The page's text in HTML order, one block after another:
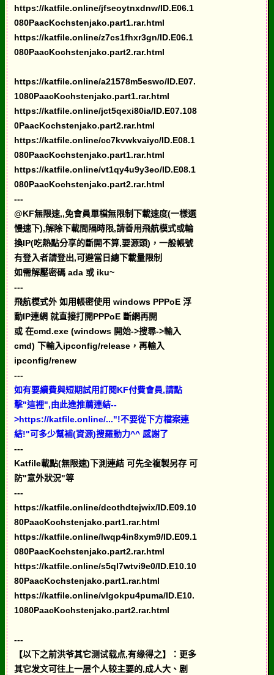
https://katfile.online/jfseoytnxdnw/ID.E06.1
080PaacKochstenjako.part1.rar.html
https://katfile.online/z7cs1fhxr3gn/ID.E06.1
080PaacKochstenjako.part2.rar.html
https://katfile.online/a21578m5eswo/ID.E07.
1080PaacKochstenjako.part1.rar.html
https://katfile.online/jct5qexi80ia/ID.E07.108
0PaacKochstenjako.part2.rar.html
https://katfile.online/cc7kvwkvaiyc/ID.E08.1
080PaacKochstenjako.part1.rar.html
https://katfile.online/vt1qy4u9y3eo/ID.E08.1
080PaacKochstenjako.part2.rar.html
---
@KF無限速,,免會員單檔無限制下載速度(一樣選
慢速下),解除下載間隔時限,請善用飛航模式或輪
換IP(吃熱點分享的斷開不算,要源頭)，一般帳號
有登入者請登出,可避當日總下載量限制
如需解壓密碼 ada 或 iku~
---
飛航模式外 如用帳密使用 windows PPPoE 浮
動IP連網 就直接打開PPPoE 斷網再開
或 在cmd.exe (windows 開始->搜尋->輸入
cmd) 下輸入ipconfig/release，再輸入
ipconfig/renew
---
如有要續費與短期試用訂閱KF付費會員,請點
擊"這裡",由此進推薦連結--
>https://katfile.online/..."!不要從下方檔案連
結!"可多少幫補(資源)搜羅動力^^ 感謝了
---
Katfile載點(無限速)下測連結 可先全複製另存 可
防"意外狀況"等
---
https://katfile.online/dcothdtejwix/ID.E09.10
80PaacKochstenjako.part1.rar.html
https://katfile.online/lwqp4in8xym9/ID.E09.1
080PaacKochstenjako.part2.rar.html
https://katfile.online/s5ql7wtvi9e0/ID.E10.10
80PaacKochstenjako.part1.rar.html
https://katfile.online/vlgokpu4puma/ID.E10.
1080PaacKochstenjako.part2.rar.html
---
【以下之前洪爷其它测试载点,有缘得之】：更多
其它发文可往上一层个人较主要的,成人大、剧